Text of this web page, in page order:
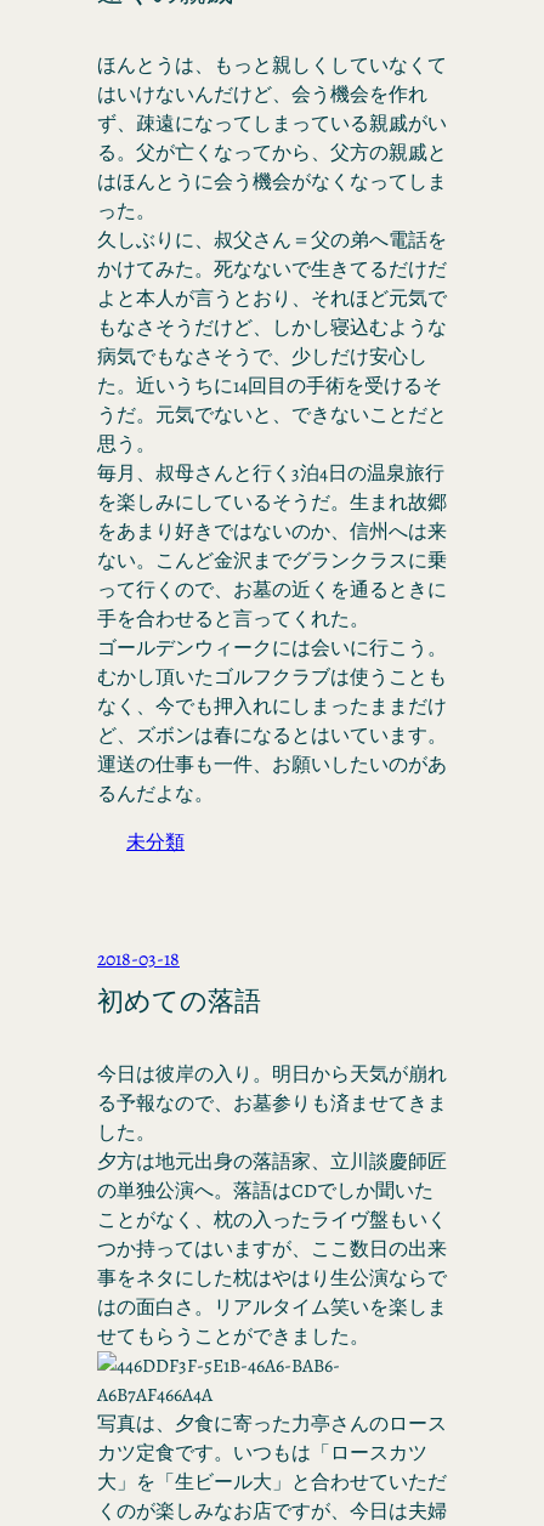
ほんとうは、もっと親しくしていなくて
はいけないんだけど、会う機会を作れ
ず、疎遠になってしまっている親戚がい
る。父が亡くなってから、父方の親戚と
はほんとうに会う機会がなくなってしま
った。
久しぶりに、叔父さん＝父の弟へ電話を
かけてみた。死なないで生きてるだけだ
よと本人が言うとおり、それほど元気で
もなさそうだけど、しかし寝込むような
病気でもなさそうで、少しだけ安心し
た。近いうちに14回目の手術を受けるそ
うだ。元気でないと、できないことだと
思う。
毎月、叔母さんと行く3泊4日の温泉旅行
を楽しみにしているそうだ。生まれ故郷
をあまり好きではないのか、信州へは来
ない。こんど金沢までグランクラスに乗
って行くので、お墓の近くを通るときに
手を合わせると言ってくれた。
ゴールデンウィークには会いに行こう。
むかし頂いたゴルフクラブは使うことも
なく、今でも押入れにしまったままだけ
ど、ズボンは春になるとはいています。
運送の仕事も一件、お願いしたいのがあ
るんだよな。
未分類
2018-03-18
初めての落語
今日は彼岸の入り。明日から天気が崩れ
る予報なので、お墓参りも済ませてきま
した。
夕方は地元出身の落語家、立川談慶師匠
の単独公演へ。落語はCDでしか聞いた
ことがなく、枕の入ったライヴ盤もいく
つか持ってはいますが、ここ数日の出来
事をネタにした枕はやはり生公演ならで
はの面白さ。リアルタイム笑いを楽しま
せてもらうことができました。
写真は、夕食に寄った力亭さんのロース
カツ定食です。いつもは「ロースカツ
大」を「生ビール大」と合わせていただ
くのが楽しみなお店ですが、今日は夫婦